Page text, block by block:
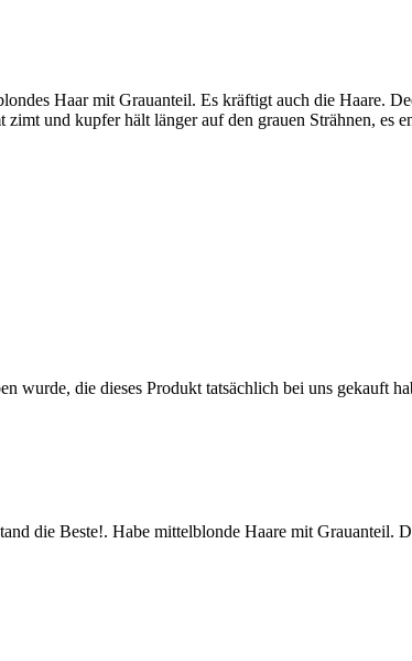
Haar mit Grauanteil. Es kräftigt auch die Haare.
und kupfer hält länger auf den grauen Strähnen, es
wurde, die dieses Produkt tatsächlich bei uns gekauft
die Beste!. Habe mittelblonde Haare mit Grauanteil.